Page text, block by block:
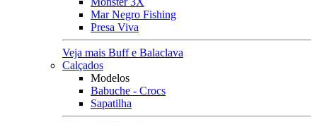
Mar Negro Fishing
Presa Viva
Veja mais Buff e Balaclava
Calçados
Modelos
Babuche - Crocs
Sapatilha